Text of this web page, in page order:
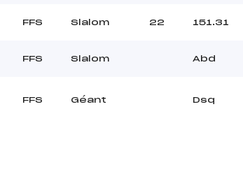
FFS Slalom 22 151.31
FFS Slalom Abd
FFS Géant Dsq